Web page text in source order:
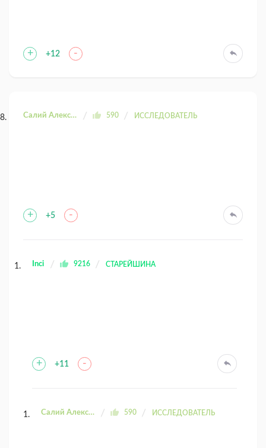
+ +12 -
Салий Александра 590 ИССЛЕДОВАТЕЛЬ
+ +5 -
Inci 9216 СТАРЕЙШИНА
+ +11 -
Салий Александра 590 ИССЛЕДОВАТЕЛЬ